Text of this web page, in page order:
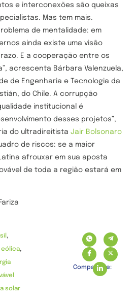
e interconexões são queixas
Mas tem mais.
de mentalidade: em
ainda existe uma visão
E a cooperação entre os
acrescenta Bárbara Valenzuela,
de Engenharia e Tecnologia da
do Chile. A corrupção
institucional é
desses projetos”,
do ultradireitista Jair Bolsonaro
de riscos: se a maior
afrouxar em sua aposta
de toda a região estará em
,
eólica,
solar
Compartilhe: